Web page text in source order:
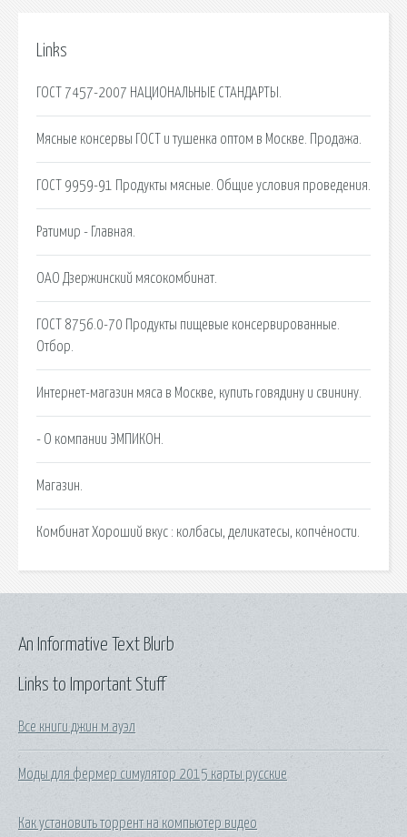
Links
ГОСТ 7457-2007 НАЦИОНАЛЬНЫЕ СТАНДАРТЫ.
Мясные консервы ГОСТ и тушенка оптом в Москве. Продажа.
ГОСТ 9959-91 Продукты мясные. Общие условия проведения.
Ратимир - Главная.
ОАО Дзержинский мясокомбинат.
ГОСТ 8756.0-70 Продукты пищевые консервированные.
Отбор.
Интернет-магазин мяса в Москве, купить говядину и свинину.
- О компании ЭМПИКОН.
Магазин.
Комбинат Хороший вкус : колбасы, деликатесы, копчёности.
Links to Important Stuff
Все книги джин м ауэл
Моды для фермер симулятор 2015 карты русские
Как установить торрент на компьютер видео
An Informative Text Blurb